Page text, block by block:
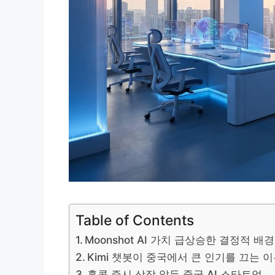
Table of Contents
Moonshot AI 가치 급상승한 결정적 배경
Kimi 챗봇이 중국에서 큰 인기를 끄는